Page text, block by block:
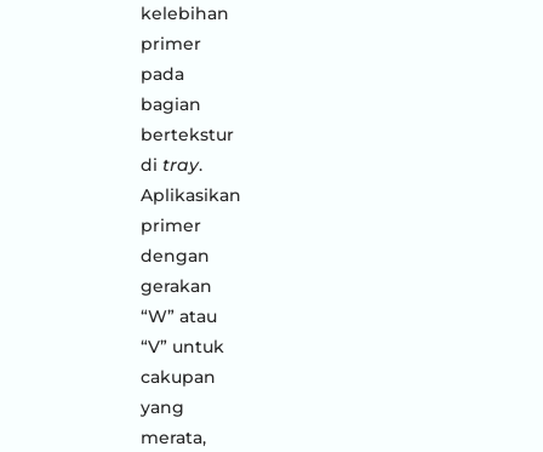
kelebihan
primer
pada
bagian
bertekstur
di tray.
Aplikasikan
primer
dengan
gerakan
“W” atau
“V” untuk
cakupan
yang
merata,